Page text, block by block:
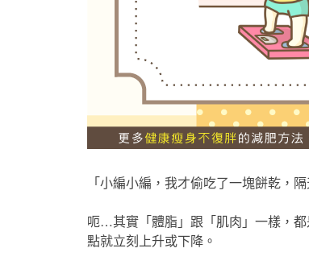
「小編小編，我才偷吃了一塊餅乾，
呃…其實「體脂」跟「肌肉」一樣，
點就立刻上升或下降。